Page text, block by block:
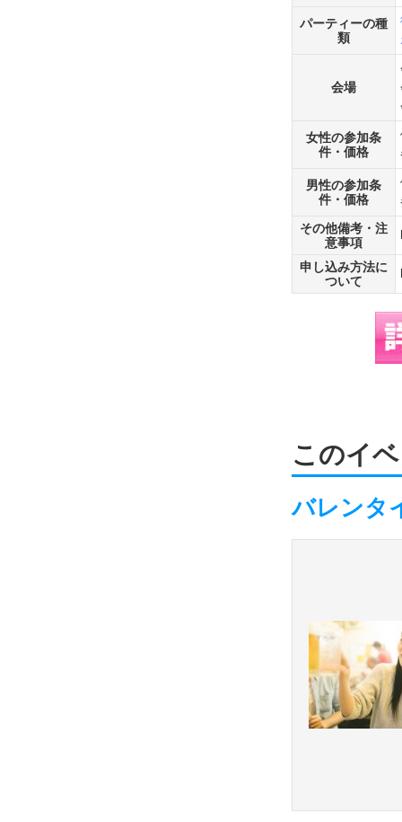
パーティーの種
類
会場
女性の参加条
件・価格
男性の参加条
件・価格
その他備考・注
意事項
申し込み方法に
ついて
このイ
バレンタ